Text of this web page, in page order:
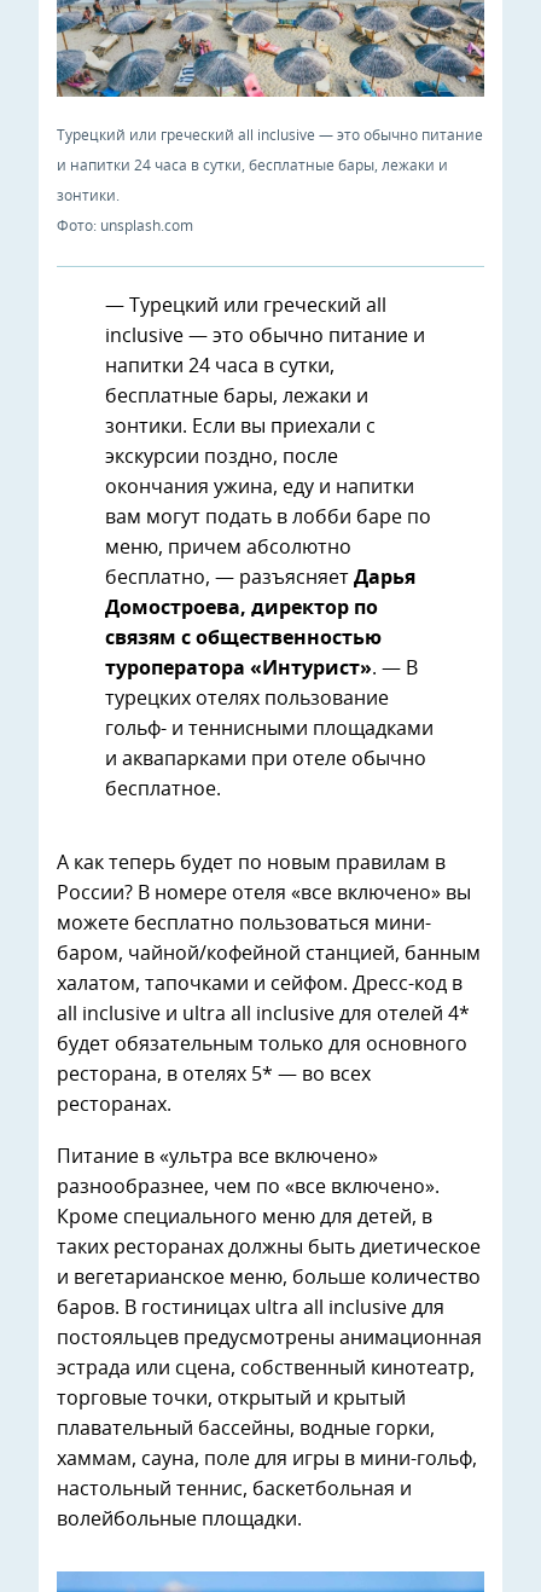
Турецкий или греческий all inclusive — это обычно питание
и напитки 24 часа в сутки, бесплатные бары, лежаки и
зонтики.
Фото: unsplash.com
— Турецкий или греческий all
inclusive — это обычно питание и
напитки 24 часа в сутки,
бесплатные бары, лежаки и
зонтики. Если вы приехали с
экскурсии поздно, после
окончания ужина, еду и напитки
вам могут подать в лобби баре по
меню, причем абсолютно
бесплатно, — разъясняет Дарья
Домостроева, директор по
связям с общественностью
туроператора «Интурист». — В
турецких отелях пользование
гольф- и теннисными площадками
и аквапарками при отеле обычно
бесплатное.
А как теперь будет по новым правилам в
России? В номере отеля «все включено» вы
можете бесплатно пользоваться мини-
баром, чайной/кофейной станцией, банным
халатом, тапочками и сейфом. Дресс-код в
all inclusive и ultra all inclusive для отелей 4*
будет обязательным только для основного
ресторана, в отелях 5* — во всех
ресторанах.
Питание в «ультра все включено»
разнообразнее, чем по «все включено».
Кроме специального меню для детей, в
таких ресторанах должны быть диетическое
и вегетарианское меню, больше количество
баров. В гостиницах ultra all inclusive для
постояльцев предусмотрены анимационная
эстрада или сцена, собственный кинотеатр,
торговые точки, открытый и крытый
плавательный бассейны, водные горки,
хаммам, сауна, поле для игры в мини-гольф,
настольный теннис, баскетбольная и
волейбольные площадки.